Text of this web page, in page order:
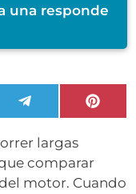
una responde
Compartir
en
Telegram
en
largas
comparar
motor. Cuando